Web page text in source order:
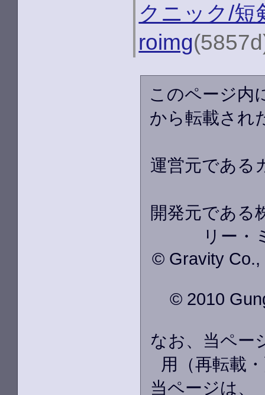
クニック/短
roimg
このページ内
から転載され
運営元である
開発元である
リー・
© Gravity Co.,
© 2010
なお、当ペー
用（再転載
当ページは、